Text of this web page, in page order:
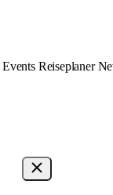
Events Reiseplaner